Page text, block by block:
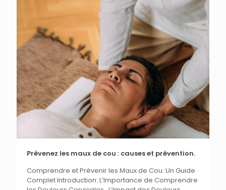
Prévenez les maux de cou : causes et prévention.
Comprendre et Prévenir les Maux de Cou: Un Guide
Complet Introduction: L’Importance de Comprendre